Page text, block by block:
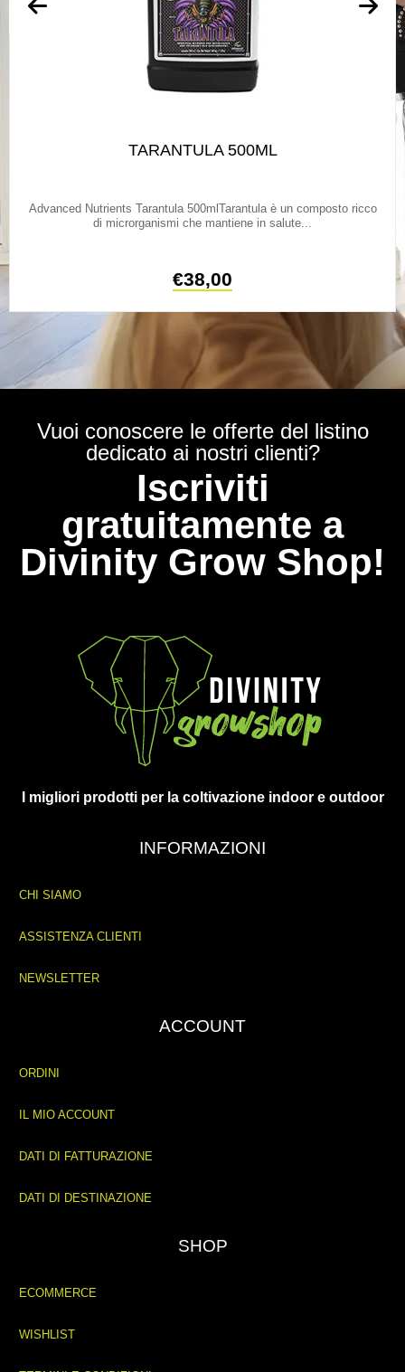
TARANTULA 500ML
Advanced Nutrients Tarantula 500mlTarantula è un composto ricco
di microrganismi che mantiene in salute...
€38,00
Vuoi conoscere le offerte del listino
dedicato ai nostri clienti?
Iscriviti
gratuitamente a
Divinity Grow Shop!
I migliori prodotti per la coltivazione indoor e outdoor
INFORMAZIONI
CHI SIAMO
ASSISTENZA CLIENTI
NEWSLETTER
ACCOUNT
ORDINI
IL MIO ACCOUNT
DATI DI FATTURAZIONE
DATI DI DESTINAZIONE
SHOP
ECOMMERCE
WISHLIST